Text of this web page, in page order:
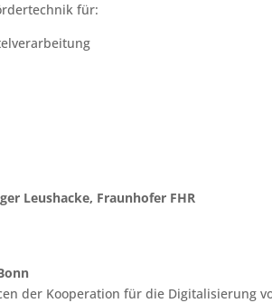
für:
Leushacke, Fraunhofer FHR
der Kooperation für die Digitalisierung